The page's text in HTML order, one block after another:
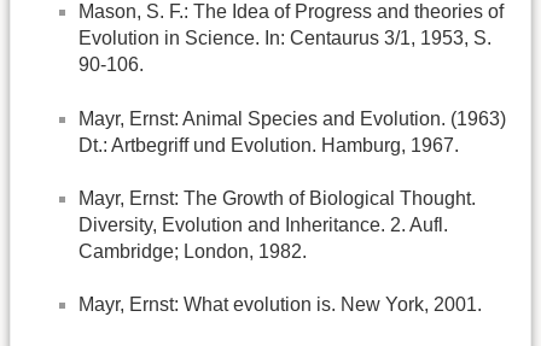
Mason, S. F.: The Idea of Progress and theories of
Evolution in Science. In: Centaurus 3/1, 1953, S.
90-106.
Mayr, Ernst: Animal Species and Evolution. (1963)
Dt.: Artbegriff und Evolution. Hamburg, 1967.
Mayr, Ernst: The Growth of Biological Thought.
Diversity, Evolution and Inheritance. 2. Aufl.
Cambridge; London, 1982.
Mayr, Ernst: What evolution is. New York, 2001.